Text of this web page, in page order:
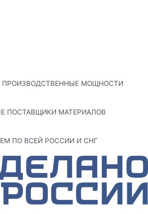
ПРОИЗВОДСТВЕННЫЕ МОЩНОСТИ
ПОСТАВЩИКИ МАТЕРИАЛОВ
ПО ВСЕЙ РОССИИ И СНГ